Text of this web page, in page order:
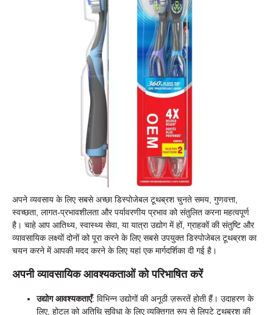
अपने व्यवसाय के लिए सबसे अच्छा डिस्पोजेबल टूथब्रश चुनते समय, गुणवत्ता,
स्वच्छता, लागत-प्रभावशीलता और पर्यावरणीय प्रभाव को संतुलित करना महत्वपूर्ण
है। चाहे आप आतिथ्य, स्वास्थ्य सेवा, या यात्रा उद्योग में हों, ग्राहकों की संतुष्टि और
व्यावसायिक लक्ष्यों दोनों को पूरा करने के लिए सबसे उपयुक्त डिस्पोजेबल टूथब्रश का
चयन करने में आपकी मदद करने के लिए यहां एक मार्गदर्शिका दी गई है।
अपनी व्यावसायिक आवश्यकताओं को परिभाषित करें
उद्योग आवश्यकताएँ: विभिन्न उद्योगों की अनूठी ज़रूरतें होती हैं। उदाहरण के
लिए, होटल को अतिथि सुविधा के लिए व्यक्तिगत रूप से लिपटे टूथब्रश की